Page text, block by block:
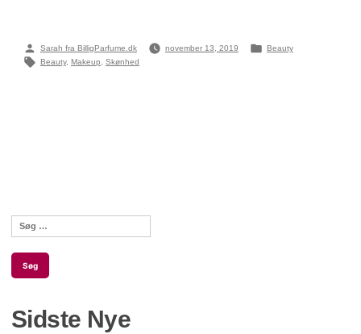
Posted
by
Sarah fra BilligParfume.dk november 13, 2019
Posted
Beauty
Tags:
Beauty, Makeup Skønhed
Søg
efter:
Sidste Nye